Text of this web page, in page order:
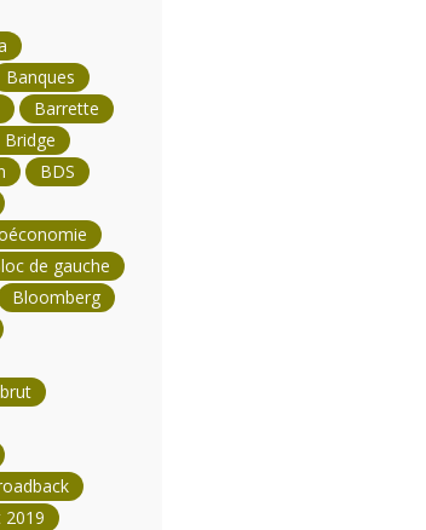
Banques
Barrette
BDS
de gauche
Bloomberg
2019